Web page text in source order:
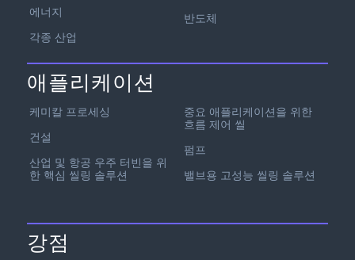
에너지
각종 산업
반도체
애플리케이션
케미칼 프로세싱
건설
산업 및 항공 우주 터빈을 위
한 핵심 씰링 솔루션
중요 애플리케이션을 위한
흐름 제어 씰
펌프
밸브용 고성능 씰링 솔루션
강점